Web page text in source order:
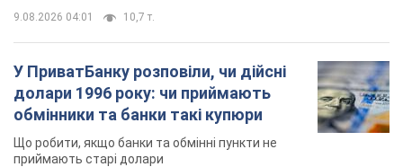
9.08.2026 04:01 10,7 т.
У ПриватБанку розповіли, чи дійсні
долари 1996 року: чи приймають
обмінники та банки такі купюри
Що робити, якщо банки та обмінні пункти не
приймають старі долари